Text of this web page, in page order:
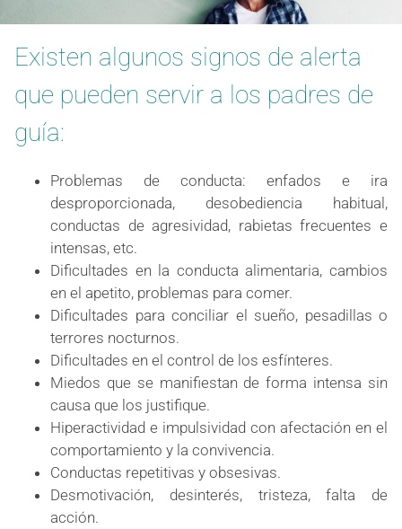
Existen algunos signos de alerta
que pueden servir a los padres de
guía:
Problemas de conducta: enfados e ira
desproporcionada, desobediencia habitual,
conductas de agresividad, rabietas frecuentes e
intensas, etc.
Dificultades en la conducta alimentaria, cambios
en el apetito, problemas para comer.
Dificultades para conciliar el sueño, pesadillas o
terrores nocturnos.
Dificultades en el control de los esfínteres.
Miedos que se manifiestan de forma intensa sin
causa que los justifique.
Hiperactividad e impulsividad con afectación en el
comportamiento y la convivencia.
Conductas repetitivas y obsesivas.
Desmotivación, desinterés, tristeza, falta de
acción.